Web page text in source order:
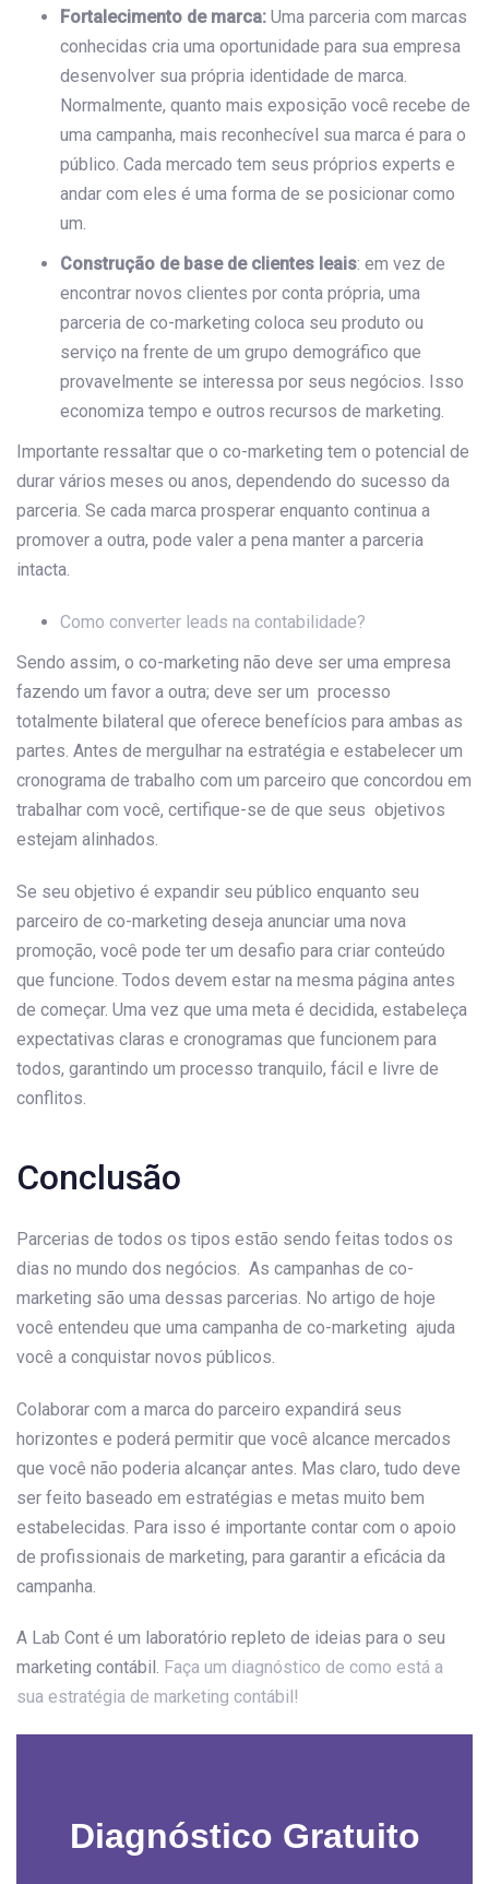
Fortalecimento de marca: Uma parceria com marcas
conhecidas cria uma oportunidade para sua empresa
desenvolver sua própria identidade de marca.
Normalmente, quanto mais exposição você recebe de
uma campanha, mais reconhecível sua marca é para o
público. Cada mercado tem seus próprios experts e
andar com eles é uma forma de se posicionar como
um.
Construção de base de clientes leais: em vez de
encontrar novos clientes por conta própria, uma
parceria de co-marketing coloca seu produto ou
serviço na frente de um grupo demográfico que
provavelmente se interessa por seus negócios. Isso
economiza tempo e outros recursos de marketing.
Importante ressaltar que o co-marketing tem o potencial de
durar vários meses ou anos, dependendo do sucesso da
parceria. Se cada marca prosperar enquanto continua a
promover a outra, pode valer a pena manter a parceria
intacta.
Como converter leads na contabilidade?
Sendo assim, o co-marketing não deve ser uma empresa
fazendo um favor a outra; deve ser um processo
totalmente bilateral que oferece benefícios para ambas as
partes. Antes de mergulhar na estratégia e estabelecer um
cronograma de trabalho com um parceiro que concordou em
trabalhar com você, certifique-se de que seus objetivos
estejam alinhados.
Se seu objetivo é expandir seu público enquanto seu
parceiro de co-marketing deseja anunciar uma nova
promoção, você pode ter um desafio para criar conteúdo
que funcione. Todos devem estar na mesma página antes
de começar. Uma vez que uma meta é decidida, estabeleça
expectativas claras e cronogramas que funcionem para
todos, garantindo um processo tranquilo, fácil e livre de
conflitos.
Conclusão
Parcerias de todos os tipos estão sendo feitas todos os
dias no mundo dos negócios. As campanhas de co-
marketing são uma dessas parcerias. No artigo de hoje
você entendeu que uma campanha de co-marketing ajuda
você a conquistar novos públicos.
Colaborar com a marca do parceiro expandirá seus
horizontes e poderá permitir que você alcance mercados
que você não poderia alcançar antes. Mas claro, tudo deve
ser feito baseado em estratégias e metas muito bem
estabelecidas. Para isso é importante contar com o apoio
de profissionais de marketing, para garantir a eficácia da
campanha.
A Lab Cont é um laboratório repleto de ideias para o seu
marketing contábil. Faça um diagnóstico de como está a
sua estratégia de marketing contábil!
Diagnóstico Gratuito